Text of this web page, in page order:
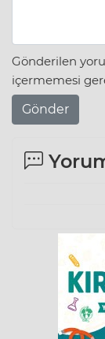
Gönderilen
içermemesi
Gönder